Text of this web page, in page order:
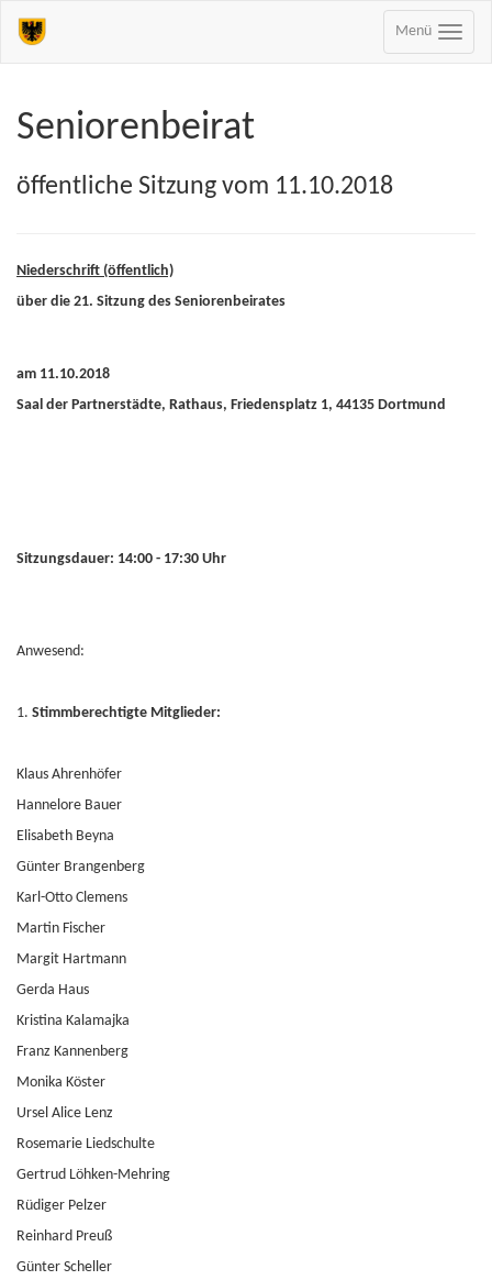
Menü
Seniorenbeirat
öffentliche Sitzung vom 11.10.2018
Niederschrift (öffentlich)
über die 21. Sitzung des Seniorenbeirates
am 11.10.2018
Saal der Partnerstädte, Rathaus, Friedensplatz 1, 44135 Dortmund
Sitzungsdauer: 14:00 - 17:30 Uhr
Anwesend:
1. Stimmberechtigte Mitglieder:
Klaus Ahrenhöfer
Hannelore Bauer
Elisabeth Beyna
Günter Brangenberg
Karl-Otto Clemens
Martin Fischer
Margit Hartmann
Gerda Haus
Kristina Kalamajka
Franz Kannenberg
Monika Köster
Ursel Alice Lenz
Rosemarie Liedschulte
Gertrud Löhken-Mehring
Rüdiger Pelzer
Reinhard Preuß
Günter Scheller